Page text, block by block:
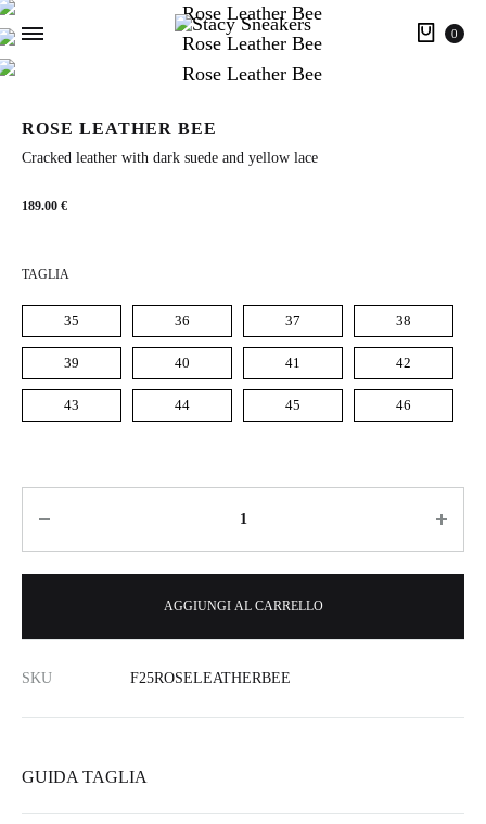
Cart
0
ROSE LEATHER BEE
Cracked leather with dark suede and yellow lace
189.00 €
TAGLIA
35 36 37 38
39 40 41 42
43 44 45 46
AGGIUNGI AL CARRELLO
SKU F25ROSELEATHERBEE
GUIDA TAGLIA